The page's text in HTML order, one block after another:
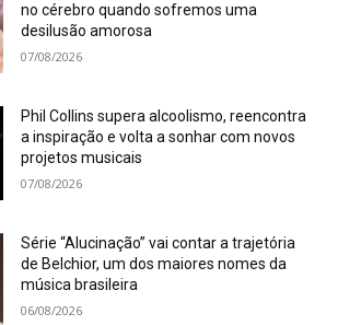
no cérebro quando sofremos uma
desilusão amorosa
07/08/2026
Phil Collins supera alcoolismo, reencontra
a inspiração e volta a sonhar com novos
projetos musicais
07/08/2026
Série “Alucinação” vai contar a trajetória
de Belchior, um dos maiores nomes da
música brasileira
06/08/2026